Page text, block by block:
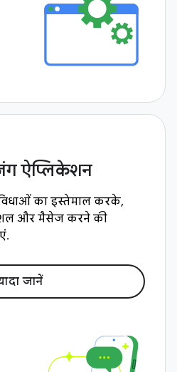
ऐप्लिकेशन
का इस्तेमाल करके,
और मैसेज करने की
जानें